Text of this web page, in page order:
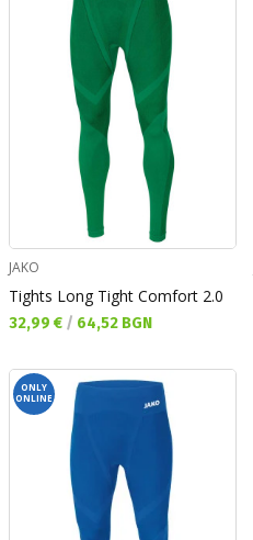
JAKO
Tights Long Tight Comfort 2.0
Текуща цена:
32,99 € / 64,52 BGN
ONLY
ONLINE